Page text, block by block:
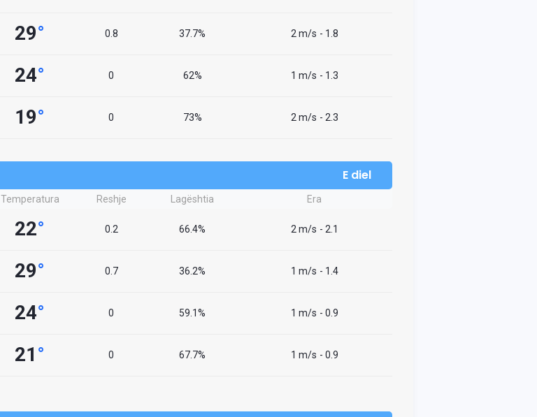
29° 0.8 37.7% 2 m/s - 1.8
24° 0 62% 1 m/s - 1.3
19° 0 73% 2 m/s - 2.3
E diel
Temperatura Reshje Lagështia Era
22° 0.2 66.4% 2 m/s - 2.1
29° 0.7 36.2% 1 m/s - 1.4
24° 0 59.1% 1 m/s - 0.9
21 ° 0 67.7% 1 m/s - 0.9